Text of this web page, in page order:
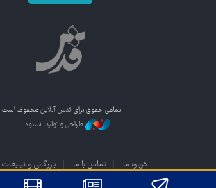
تمامی حقوق برای قدس آنلاین محفوظ است.
طراحی و تولید: نستوه
درباره ما تماس با ما بازرگانی و تبلیغات